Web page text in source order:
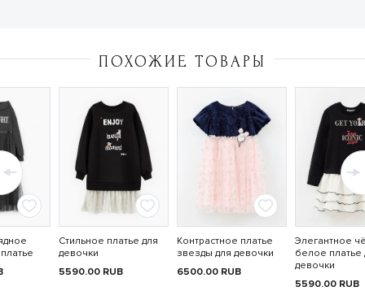
ПОХОЖИЕ ТОВАРЫ
Стильное платье для
девочки
5590.00 RUB
Контрастное платье
звезды для девочки
6500.00 RUB
Элегантное
белое платье
девочки
5590.00 RUB